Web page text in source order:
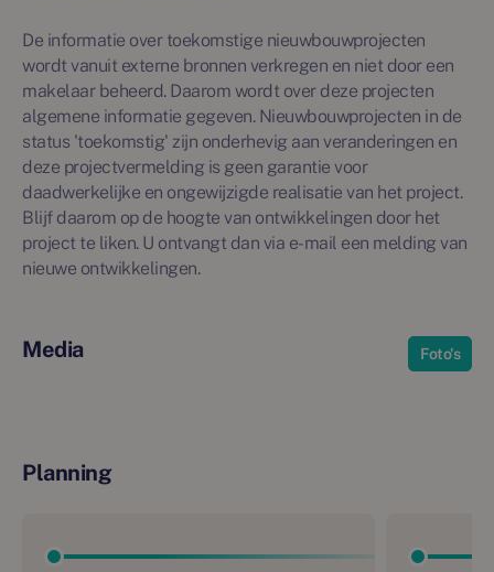
De informatie over toekomstige nieuwbouwprojecten
wordt vanuit externe bronnen verkregen en niet door een
makelaar beheerd. Daarom wordt over deze projecten
algemene informatie gegeven. Nieuwbouwprojecten in de
status 'toekomstig' zijn onderhevig aan veranderingen en
deze projectvermelding is geen garantie voor
daadwerkelijke en ongewijzigde realisatie van het project.
Blijf daarom op de hoogte van ontwikkelingen door het
project te liken. U ontvangt dan via e-mail een melding van
nieuwe ontwikkelingen.
Media Foto's
Planning